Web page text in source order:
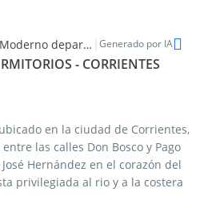
Oportunidad de compra: Moderno departamento de 3 ambientes en Corrientes | Generado por IA
- CORRIENTES
en la ciudad de Corrientes,
las calles Don Bosco y Pago
Hernández en el corazón del
privilegiada al rio y a la costera